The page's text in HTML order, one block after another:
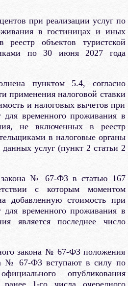
при реализации услуг по
в гостиницах и иных
объектов туристской
по 30 июня 2027 года
пунктом 5.4, согласно
применения налоговой ставки
и налоговых вычетов при
для временного проживания в
не включенных в реестр
в налоговые органы
данных услуг (пункт 2 статьи 2
закона № 67-ФЗ в статью 167
с которым моментом
добавленную стоимость при
для временного проживания в
является последнее число
закона № 67-ФЗ положения
№ 67-ФЗ вступают в силу по
опубликования
1-го числа очередного